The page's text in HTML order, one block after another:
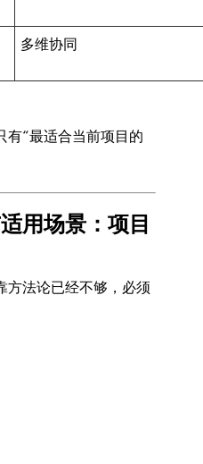
多维协同
有“最适合当前项目的
用场景：项目
方法论已经不够，必须